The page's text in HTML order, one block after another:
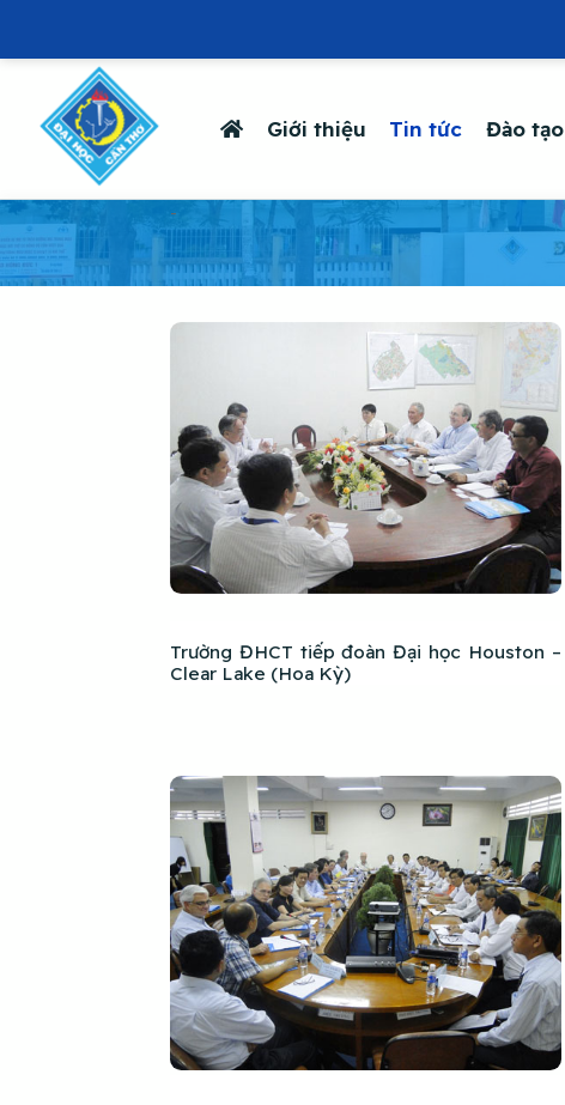
Giới thiệu Tin tức Đào tạo
-
Trường ĐHCT tiếp đoàn Đại học Houston –
Clear Lake (Hoa Kỳ)